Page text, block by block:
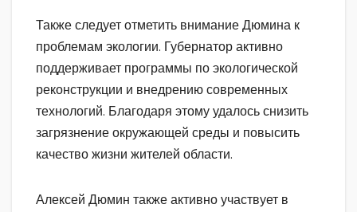
Также следует отметить внимание Дюмина к
проблемам экологии. Губернатор активно
поддерживает программы по экологической
реконструкции и внедрению современных
технологий. Благодаря этому удалось снизить
загрязнение окружающей среды и повысить
качество жизни жителей области.
Алексей Дюмин также активно участвует в